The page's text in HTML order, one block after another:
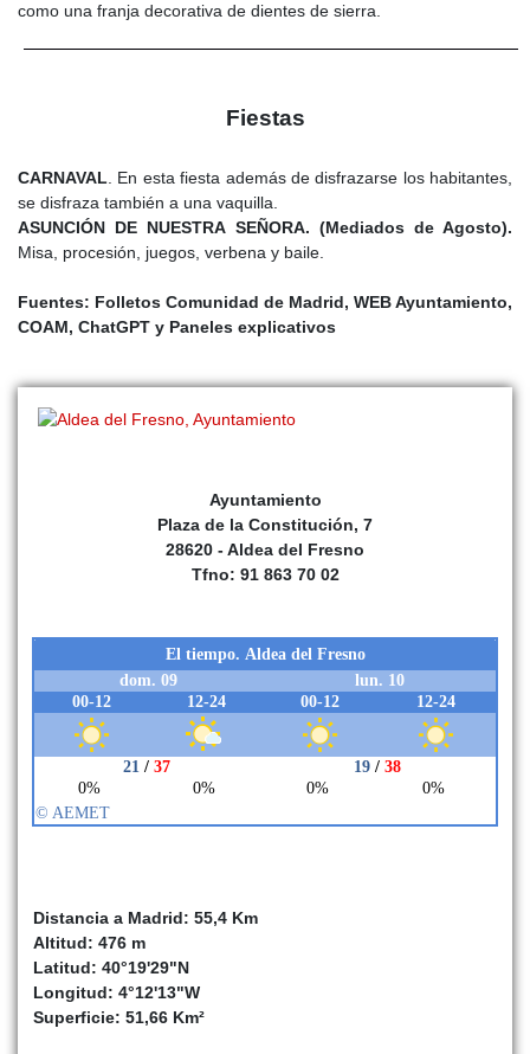
como una franja decorativa de dientes de sierra.
Fiestas
CARNAVAL. En esta fiesta además de disfrazarse los habitantes,
se disfraza también a una vaquilla.
ASUNCIÓN DE NUESTRA SEÑORA. (Mediados de Agosto).
Misa, procesión, juegos, verbena y baile.
Fuentes: Folletos Comunidad de Madrid, WEB Ayuntamiento,
COAM, ChatGPT y Paneles explicativos
Ayuntamiento
Plaza de la Constitución, 7
28620 - Aldea del Fresno
Tfno: 91 863 70 02
Distancia a Madrid: 55,4 Km
Altitud: 476 m
Latitud: 40°19'29"N
Longitud: 4°12'13"W
Superficie: 51,66 Km²